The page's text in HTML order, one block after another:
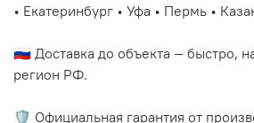
• Екатеринбург • Уфа • Пермь •
🇷🇺 Доставка до объекта — быстро,
регион РФ.
🛡️ Официальная гарантия от